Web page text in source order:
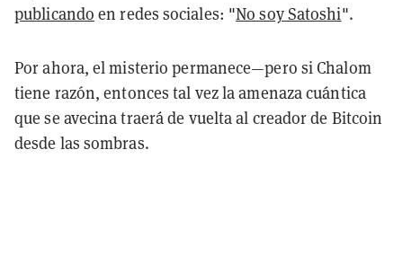
publicando en redes sociales: "No soy Satoshi".
Por ahora, el misterio permanece—pero si Chalom
tiene razón, entonces tal vez la amenaza cuántica
que se avecina traerá de vuelta al creador de Bitcoin
desde las sombras.